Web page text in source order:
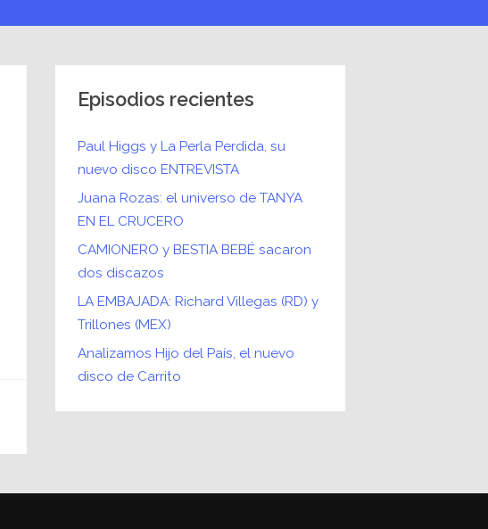
Episodios recientes
Paul Higgs y La Perla Perdida, su
nuevo disco ENTREVISTA
Juana Rozas: el universo de TANYA
EN EL CRUCERO
CAMIONERO y BESTIA BEBÉ sacaron
dos discazos
LA EMBAJADA: Richard Villegas (RD) y
Trillones (MEX)
Analizamos Hijo del País, el nuevo
disco de Carrito